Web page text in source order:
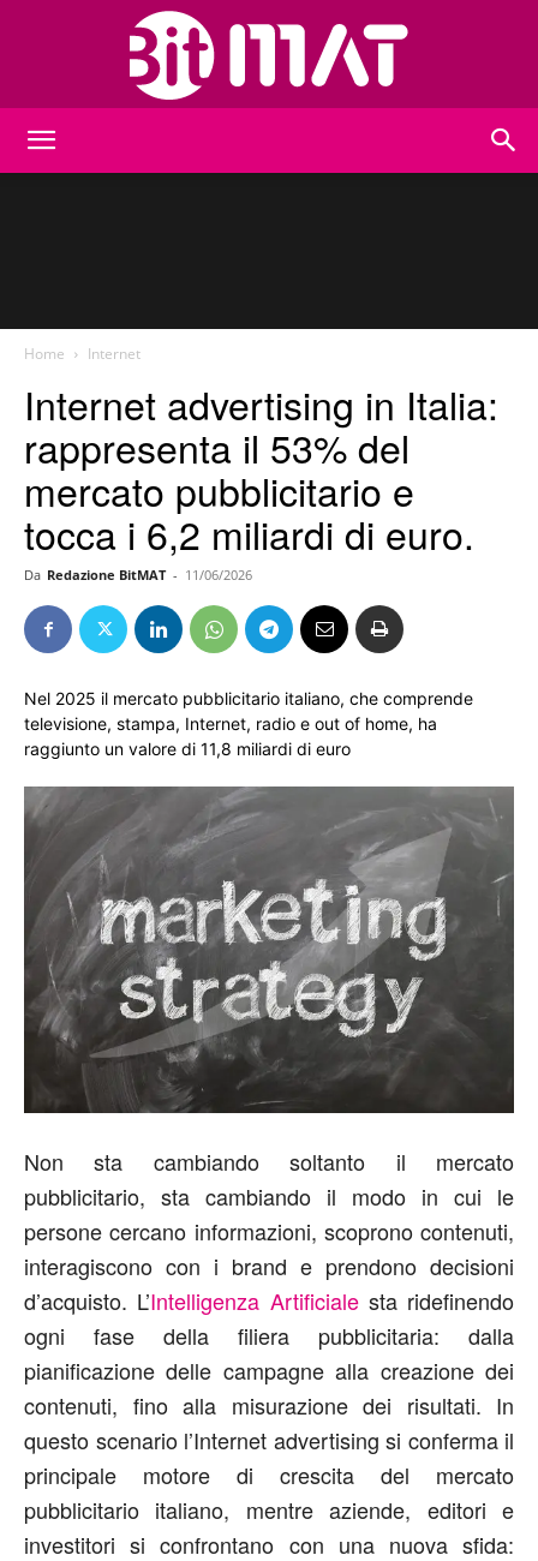
Home Internet
Internet advertising in Italia:
rappresenta il 53% del
mercato pubblicitario e
tocca i 6,2 miliardi di euro.
Da Redazione BitMAT - 11/06/2026
Nel 2025 il mercato pubblicitario italiano, che comprende
televisione, stampa, Internet, radio e out of home, ha
raggiunto un valore di 11,8 miliardi di euro
Non sta cambiando soltanto il mercato
pubblicitario, sta cambiando il modo in cui le
persone cercano informazioni, scoprono contenuti,
interagiscono con i brand e prendono decisioni
d’acquisto. L’Intelligenza Artificialesta ridefinendo
ogni fase della filiera pubblicitaria: dalla
pianificazione delle campagne alla creazione dei
contenuti, fino alla misurazione dei risultati. In
questo scenario l’Internet advertising si conferma il
principale motore di crescita del mercato
pubblicitario italiano, mentre aziende, editori e
investitori si confrontano con una nuova sfida: